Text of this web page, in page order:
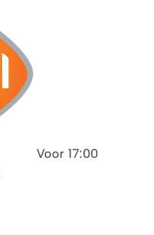
Voor 17:00